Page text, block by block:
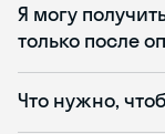
Я могу
только после
Что нужно,